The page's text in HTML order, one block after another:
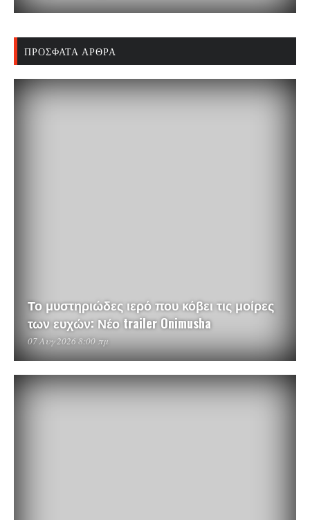
ΠΡΌΣΦΑΤΑ ΆΡΘΡΑ
Το μυστηριώδες ιερό που κόβει τις μοίρες
των ευχών: Νέο trailer Onimusha
07 Αυγ 2026 8:00 πμ